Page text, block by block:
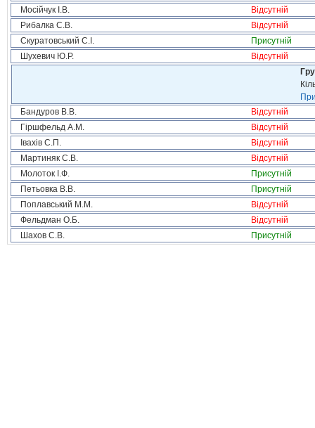
Мосійчук І.В.
Відсутній
Рибалка С.В.
Відсутній
Скуратовський С.І.
Присутній
Шухевич Ю.Р.
Відсутній
Бандуров В.В.
Відсутній
Гіршфельд А.М.
Відсутній
Івахів С.П.
Відсутній
Мартиняк С.В.
Відсутній
Молоток І.Ф.
Присутній
Петьовка В.В.
Присутній
Поплавський М.М.
Відсутній
Фельдман О.Б.
Відсутній
Шахов С.В.
Присутній